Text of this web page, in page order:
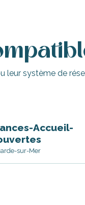
système de
Accueil-
sur-Mer